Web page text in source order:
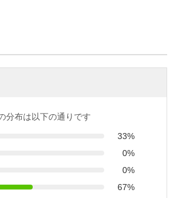
分布は以下の通りです
33%
0%
0%
67%